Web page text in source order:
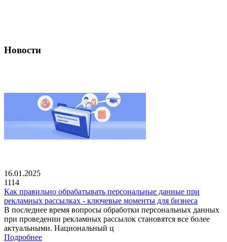
Новости
16.01.2025
1114
Как правильно обрабатывать персональные данные при
рекламных рассылках - ключевые моменты для бизнеса
В последнее время вопросы обработки персональных данных
при проведении рекламных рассылок становятся все более
актуальными. Национальный ц
Подробнее